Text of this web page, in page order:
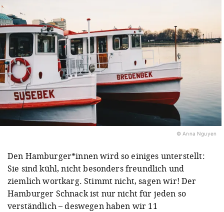
© Anna Nguyen
Den Hamburger*innen wird so einiges unterstellt:
Sie sind kühl, nicht besonders freundlich und
ziemlich wortkarg. Stimmt nicht, sagen wir! Der
Hamburger Schnack ist nur nicht für jeden so
verständlich – deswegen haben wir 11